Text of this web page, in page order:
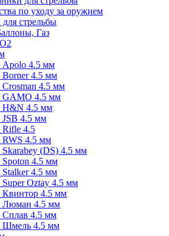
по уходу за оружием
стрельбы
Газ
Apolo 4.5 мм
4.5 мм
4.5 мм
GAMO 4.5 мм
H&N 4.5 мм
4.5 мм
4.5
4.5 мм
(DS) 4.5 мм
4.5 мм
4.5 мм
Oztay 4.5 мм
4.5 мм
Люман 4.5 мм
4.5 мм
Шмель 4.5 мм